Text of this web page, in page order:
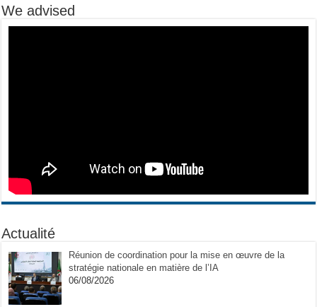
We advised
Actualité
Réunion de coordination pour la mise en œuvre de la
stratégie nationale en matière de l’IA
06/08/2026